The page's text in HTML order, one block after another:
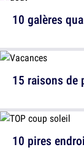
10 galères
10 pires
15 raisons de